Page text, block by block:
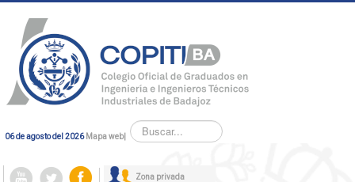
06 de agosto del 2026 Mapa web|
Buscar...
Zona privada